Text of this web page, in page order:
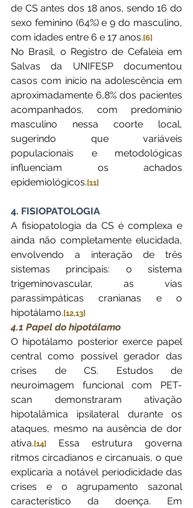
de CS antes dos 18 anos, sendo 16 do
sexo feminino (64%) e 9 do masculino,
com idades entre 6 e 17 anos.[6]
No Brasil, o Registro de Cefaleia em
Salvas da UNIFESP documentou
casos com início na adolescência em
aproximadamente 6,8% dos pacientes
acompanhados, com predomínio
masculino nessa coorte local,
sugerindo que variáveis
populacionais e metodológicas
influenciam os achados
epidemiológicos.[11]
4. FISIOPATOLOGIA
A fisiopatologia da CS é complexa e
ainda não completamente elucidada,
envolvendo a interação de três
sistemas principais: o sistema
trigeminovascular, as vias
parassimpáticas cranianas e o
hipotálamo.[12,13]
4.1 Papel do hipotálamo
O hipotálamo posterior exerce papel
central como possível gerador das
crises de CS. Estudos de
neuroimagem funcional com PET-
scan demonstraram ativação
hipotalâmica ipsilateral durante os
ataques, mesmo na ausência de dor
ativa.[14]
Essa estrutura governa
ritmos circadianos e circanuais, o que
explicaria a notável periodicidade das
crises e o agrupamento sazonal
característico da doença. Em